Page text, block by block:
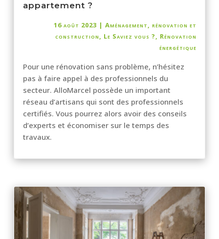
appartement ?
16 août 2023 | Aménagement, rénovation et
construction, Le Saviez vous ?, Rénovation
énergétique
Pour une rénovation sans problème, n’hésitez
pas à faire appel à des professionnels du
secteur. AlloMarcel possède un important
réseau d’artisans qui sont des professionnels
certifiés. Vous pourrez alors avoir des conseils
d’experts et économiser sur le temps des
travaux.